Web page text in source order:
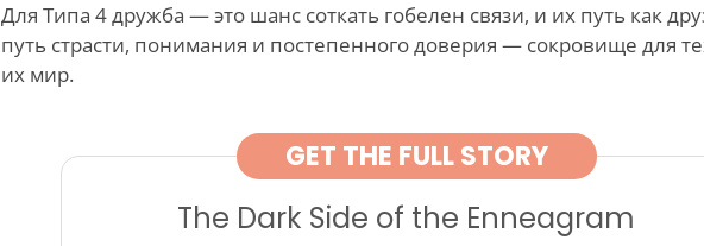
Для Типа 4 дружба — это шанс соткать гобелен связи, и их путь как
путь страсти, понимания и постепенного доверия — сокровище для
их мир.
GET THE FULL STORY
The Dark Side of the Enneagram